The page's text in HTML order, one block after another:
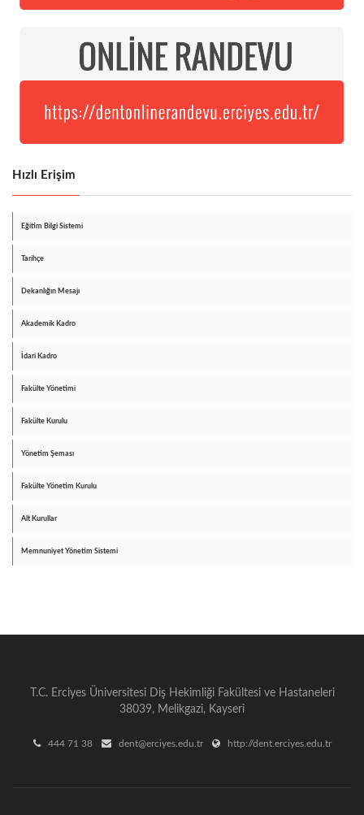
Hızlı Erişim
Eğitim Bilgi Sistemi
Tarihçe
Dekanlığın Mesajı
Akademik Kadro
İdari Kadro
Fakülte Yönetimi
Fakülte Kurulu
Yönetim Şeması
Fakülte Yönetim Kurulu
Alt Kurullar
Memnuniyet Yönetim Sistemi
T.C. Erciyes Üniversitesi Diş Hekimliği Fakültesi ve Hastaneleri
38039, Melikgazi, Kayseri
444 71 38 dent@erciyes.edu.tr http://dent.erciyes.edu.tr